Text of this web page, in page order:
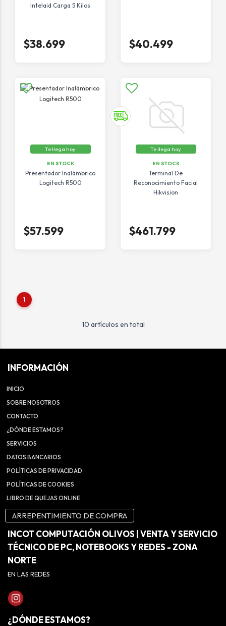
Intelaid Carga 5 Kilos
$38.699 $40.499
Te llega hoy
EN STOCK
Presentador Inalámbrico
Logitech R500
$57.599
Te llega hoy
EN STOCK
Terminal De
Reconocimiento Facial
Hikvision
$461.799
1
10 artículos en total
INFORMACIÓN
INICIO
SOBRE NOSOTROS
CONTACTO
¿DÓNDE ESTAMOS?
SERVICIOS
DATOS BANCARIOS
POLÍTICAS DE PRIVACIDAD
POLÍTICAS DE COOKIES
LIBRO DE QUEJAS ONLINE
ARREPENTIMIENTO DE COMPRA
INCOT COMPUTACIÓN OLIVOS | VENTA Y SERVICIO
TÉCNICO DE PC, NOTEBOOKS Y REDES - ZONA
NORTE
EN LAS REDES
¿DÓNDE ESTAMOS?